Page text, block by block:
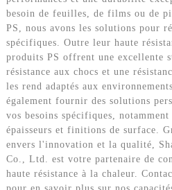
besoin de feuilles, de films ou de
PS, nous avons les solutions pour
spécifiques. Outre leur haute
produits PS offrent une excellente
résistance aux chocs et une
les rend adaptés aux
également fournir des solutions
vos besoins spécifiques,
épaisseurs et finitions de surface.
envers l'innovation et la qualité,
Co., Ltd. est votre partenaire de
haute résistance à la chaleur.